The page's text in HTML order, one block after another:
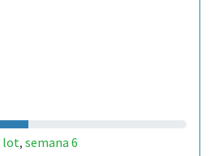
lot, semana 6